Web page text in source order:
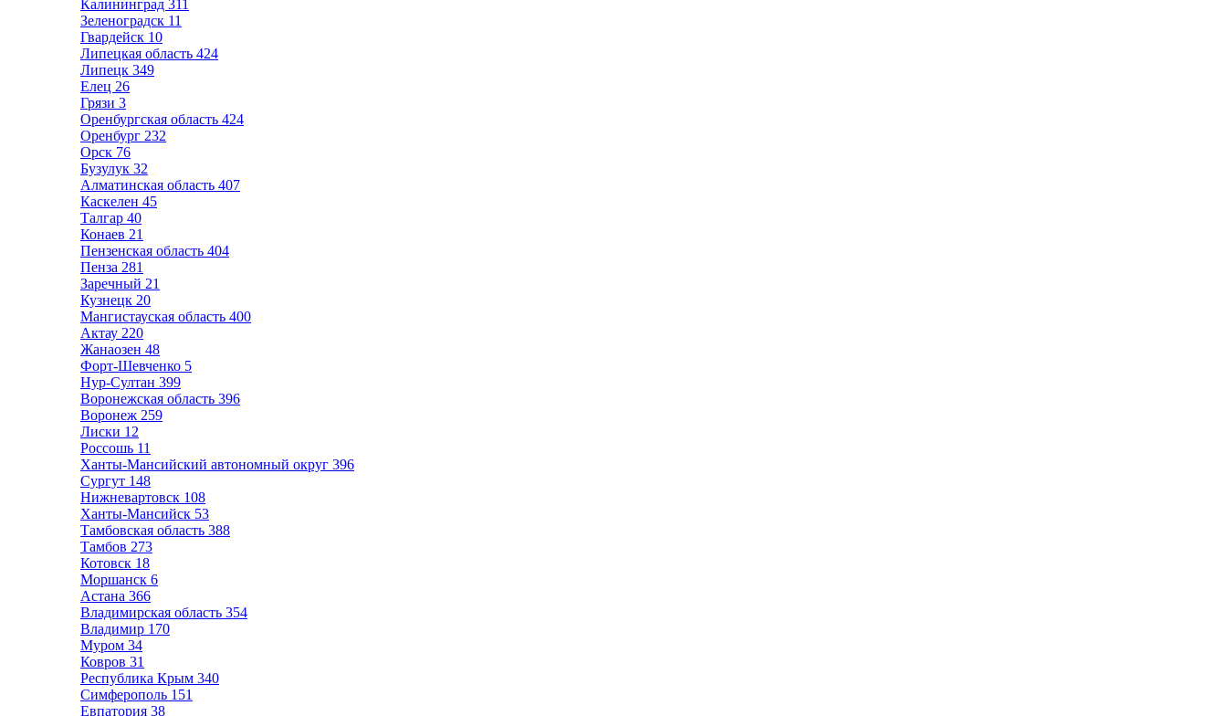
Калининград 311
Зеленоградск 11
Гвардейск 10
Липецкая область 424
Липецк 349
Елец 26
Грязи 3
Оренбургская область 424
Оренбург 232
Орск 76
Бузулук 32
Алматинская область 407
Каскелен 45
Талгар 40
Конаев 21
Пензенская область 404
Пенза 281
Заречный 21
Кузнецк 20
Мангистауская область 400
Актау 220
Жанаозен 48
Форт-Шевченко 5
Нур-Султан 399
Воронежская область 396
Воронеж 259
Лиски 12
Россошь 11
Ханты-Мансийский автономный округ 396
Сургут 148
Нижневартовск 108
Ханты-Мансийск 53
Тамбовская область 388
Тамбов 273
Котовск 18
Моршанск 6
Астана 366
Владимирская область 354
Владимир 170
Муром 34
Ковров 31
Республика Крым 340
Симферополь 151
Евпатория 38